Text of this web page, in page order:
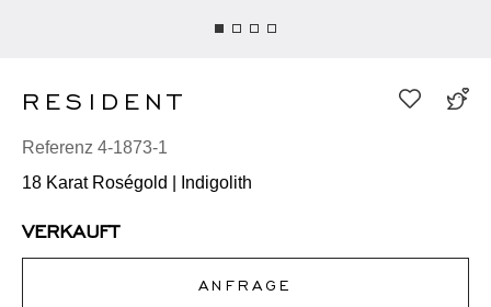
RESIDENT
Referenz 4-1873-1
18 Karat Roségold | Indigolith
VERKAUFT
ANFRAGE